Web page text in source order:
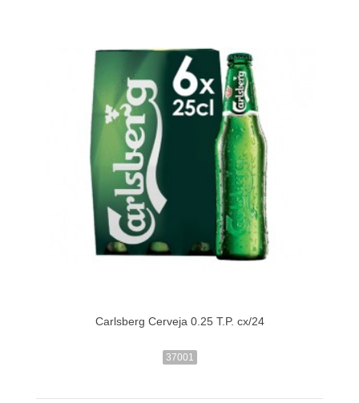
Carlsberg Cerveja 0.25 T.P. cx/24
37001